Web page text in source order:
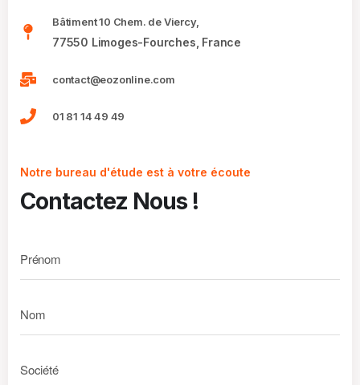
Bâtiment 10 Chem. de Viercy,
77550 Limoges-Fourches, France
contact@eozonline.com
01 81 14 49 49
Notre bureau d'étude est à votre écoute
Contactez Nous !